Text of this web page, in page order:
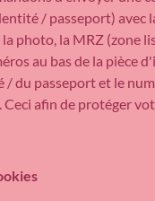
/ passeport) avec
photo, la MRZ (zone
au bas de la pièce
/ du passeport et le
afin de protéger